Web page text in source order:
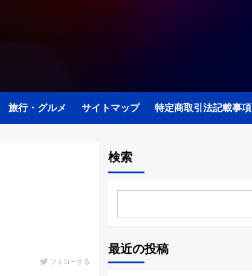
旅行・グルメ サイトマップ 特定商取引法記載事項
フォローする
検索
最近の投稿